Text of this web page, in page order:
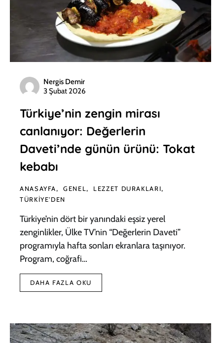
Nergis Demir
3 Şubat 2026
Türkiye’nin zengin mirası
canlanıyor: Değerlerin
Daveti’nde günün ürünü: Tokat
kebabı
ANASAYFA GENEL
LEZZET DURAKLARI
TÜRKIYE'DEN
Türkiye’nin dört bir yanındaki eşsiz yerel
zenginlikler, Ülke TV’nin “Değerlerin Daveti”
programıyla hafta sonları ekranlara taşınıyor.
Program, coğrafi…
DAHA FAZLA OKU